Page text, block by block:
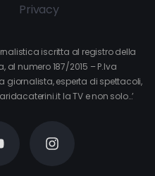
Privacy
iscritta al registro della
numero 187/2015 – P.Iva
giornalista, esperta di spettacoli,
la TV e non solo…’